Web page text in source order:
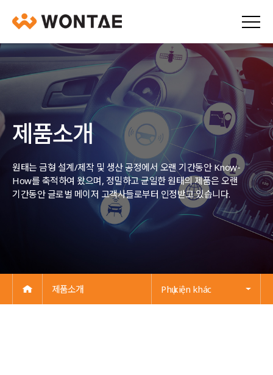
제품소개
원태는 금형 설계/제작 및 생산 공정에서 오랜 기간동안 Know-
How를 축적하여 왔으며, 정밀하고 균일한 원태의 제품은 오랜
기간동안 글로벌 메이저 고객사들로부터 인정받고 있습니다.
제품소개 Phụ kiện khác